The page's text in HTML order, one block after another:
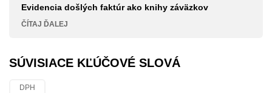
Evidencia došlých faktúr ako knihy záväzkov
ČÍTAJ ĎALEJ
SÚVISIACE KĽÚČOVÉ SLOVÁ
DPH